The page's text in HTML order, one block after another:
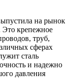
на рынок
Это крепежное
труб,
сферах
сталь
и надежно
давления